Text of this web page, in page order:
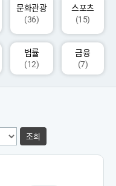
문화관광
(36)
스포츠
(15)
법률
(12)
금융
(7)
조회